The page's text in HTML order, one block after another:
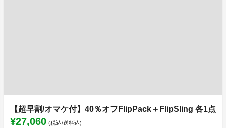
【超早割/オマケ付】40％オフFlipPack＋FlipSling 各1点
¥27,060 (税込/送料込)